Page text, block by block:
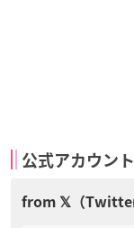
公式アカウント